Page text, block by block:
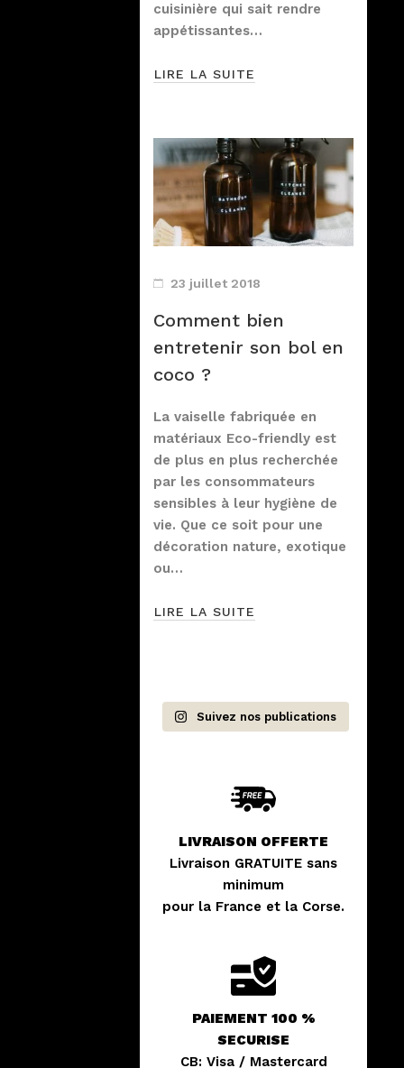
cuisinière qui sait rendre
appétissantes…
LIRE LA SUITE
23 juillet 2018
Comment bien
entretenir son bol en
coco ?
La vaiselle fabriquée en
matériaux Eco-friendly est
de plus en plus recherchée
par les consommateurs
sensibles à leur hygiène de
vie. Que ce soit pour une
décoration nature, exotique
ou…
LIRE LA SUITE
Suivez nos publications
LIVRAISON OFFERTE
Livraison GRATUITE sans
minimum
pour la France et la Corse.
PAIEMENT 100 %
SECURISE
CB: Visa / Mastercard